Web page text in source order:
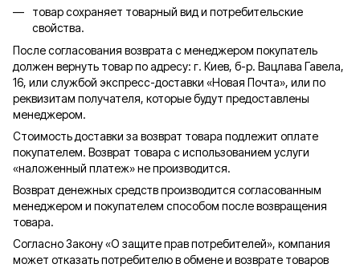
товар сохраняет товарный вид и потребительские
свойства.
После согласования возврата с менеджером покупатель
должен вернуть товар по адресу: г. Киев, б-р. Вацлава Гавела,
16, или службой экспресс-доставки «Новая Почта», или по
реквизитам получателя, которые будут предоставлены
менеджером.
Стоимость доставки за возврат товара подлежит оплате
покупателем. Возврат товара с использованием услуги
«наложенный платеж» не производится.
Возврат денежных средств производится согласованным
менеджером и покупателем способом после возвращения
товара.
Согласно Закону «О защите прав потребителей», компания
может отказать потребителю в обмене и возврате товаров